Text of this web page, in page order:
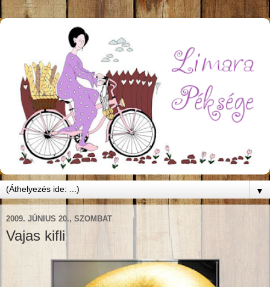
▼
2009. JÚNIUS 20., SZOMBAT
Vajas kifli